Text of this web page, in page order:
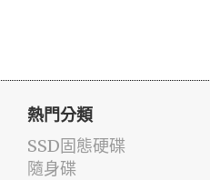
熱門分類
SSD固態硬碟
隨身碟